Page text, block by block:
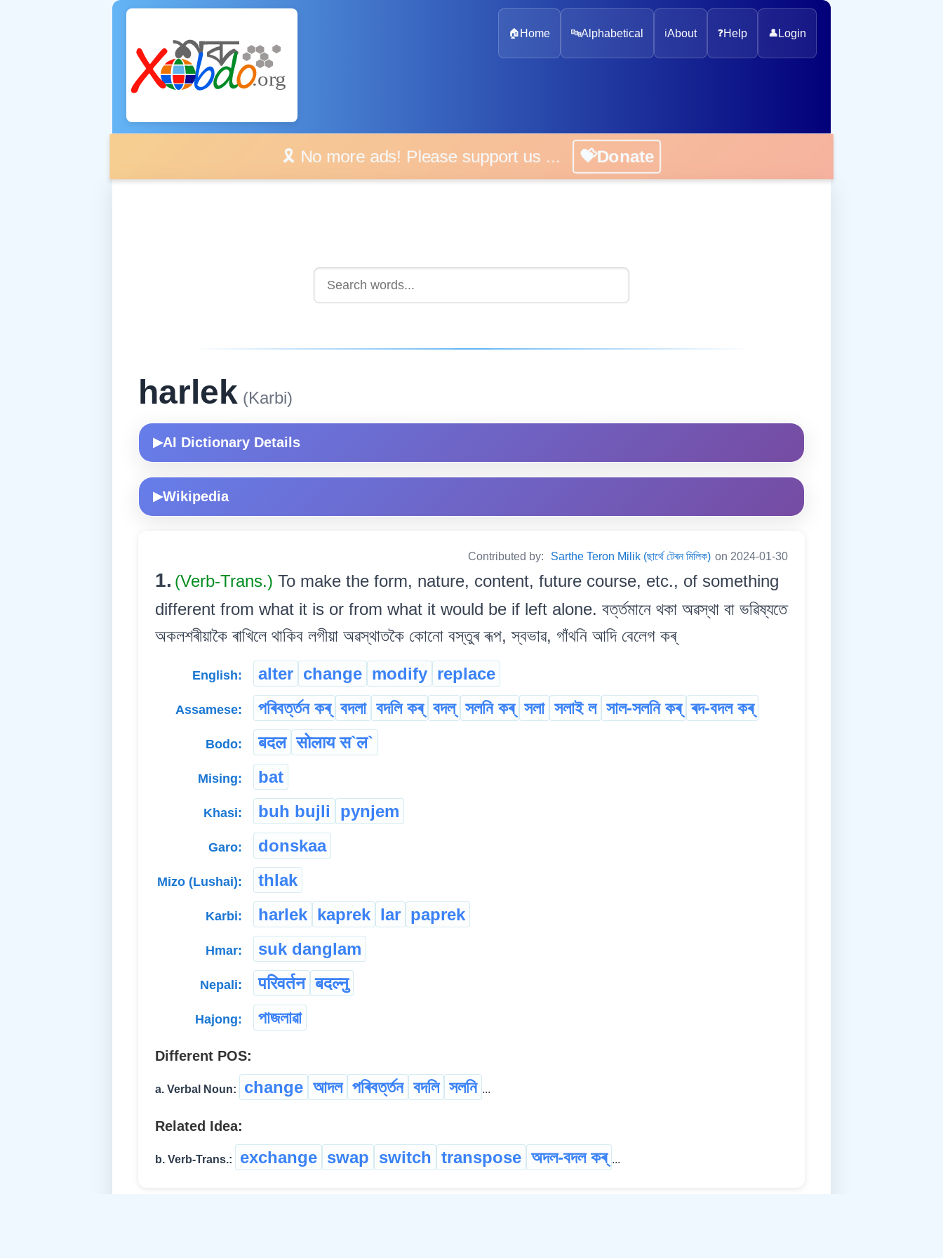
🏠 Home 🔤Alphabetical ℹ️About ❓Help 👤 Login
🎗️ No more ads! Please support us ... 💝Donate
harlek (Karbi)
▶AI Dictionary Details
▶Wikipedia
Contributed by: Sarthe Teron Milik (ছাৰ্থে টেৰন মিলিক) on 2024-01-30
1. (Verb-Trans.) To make the form, nature, content, future course, etc., of something
different from what it is or from what it would be if left alone. বৰ্ত্তমানে থকা অৱস্থা বা ভৱিষ্যতে
অকলশৰীয়াকৈ ৰাখিলে থাকিব লগীয়া অৱস্থাতকৈ কোনো বস্তুৰ ৰূপ, স্বভাৱ, গাঁথনি আদি বেলেগ কৰ্
English: alter change modify replace
Assamese: পৰিবৰ্ত্তন কৰ্ বদলা বদলি কৰ্ বদল্ সলনি কৰ্ সলা সলাই ল সাল-সলনি কৰ্ ৰদ-বদল কৰ্
Bodo: बदल सोलाय स‌‌`ल`
Mising: bat
Khasi: buh bujli pynjem
Garo: donskaa
Mizo (Lushai): thlak
Karbi: harlek kaprek lar paprek
Hmar: suk danglam
Nepali: परिवर्तन बदल्नु
Hajong: পাজলাৱা
Different POS:
a. Verbal Noun: change আদল পৰিবৰ্ত্তন বদলি সলনি ...
Related Idea:
b. Verb-Trans.: exchange swap switch transpose অদল-বদল কৰ্ ...